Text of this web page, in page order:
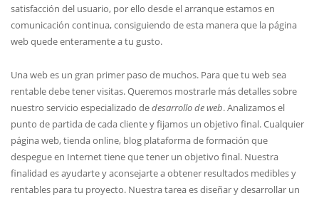
satisfacción del usuario, por ello desde el arranque estamos en
comunicación continua, consiguiendo de esta manera que la página
web quede enteramente a tu gusto.
Una web es un gran primer paso de muchos. Para que tu web sea
rentable debe tener visitas. Queremos mostrarle más detalles sobre
nuestro servicio especializado dedesarrollo de web. Analizamos el
punto de partida de cada cliente y fijamos un objetivo final. Cualquier
página web, tienda online, blog plataforma de formación que
despegue en Internet tiene que tener un objetivo final. Nuestra
finalidad es ayudarte y aconsejarte a obtener resultados medibles y
rentables para tu proyecto. Nuestra tarea es diseñar y desarrollar un